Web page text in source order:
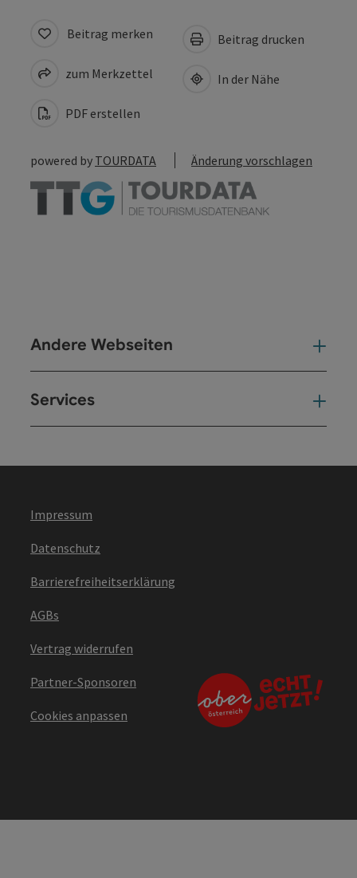
Beitrag merken
zum Merkzettel
PDF erstellen
Beitrag drucken
In der Nähe
powered by TOURDATA Änderung vorschlagen
Andere Webseiten
Services
Impressum
Datenschutz
Barrierefreiheitserklärung
AGBs
Vertrag widerrufen
Partner-Sponsoren
Cookies anpassen